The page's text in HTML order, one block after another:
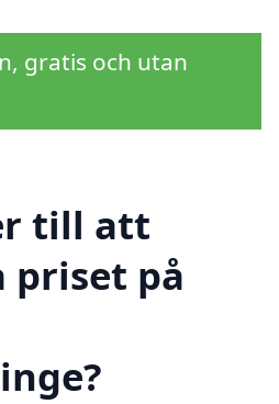
gratis och utan
till att
priset på